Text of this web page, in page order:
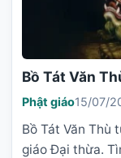
Bồ Tát Văn
Phật giáo15/07/
Bồ Tát Văn Thù
giáo Đại thừa.